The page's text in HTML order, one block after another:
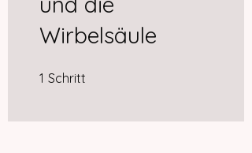
Wirbelsäule
1 Schritt